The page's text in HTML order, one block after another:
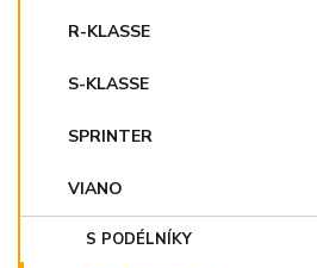
R-KLASSE
S-KLASSE
SPRINTER
VIANO
S PODÉLNÍKY